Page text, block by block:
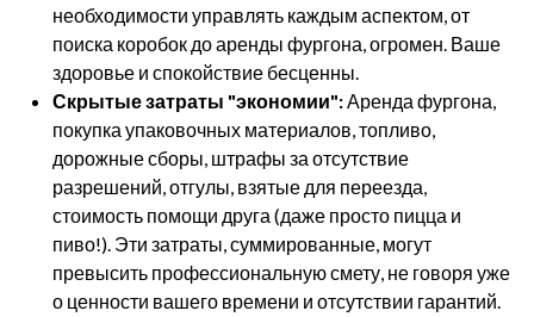
необходимости управлять каждым аспектом, от
поиска коробок до аренды фургона, огромен. Ваше
здоровье и спокойствие бесценны.
Скрытые затраты "экономии":Аренда фургона,
покупка упаковочных материалов, топливо,
дорожные сборы, штрафы за отсутствие
разрешений, отгулы, взятые для переезда,
стоимость помощи друга (даже просто пицца и
пиво!). Эти затраты, суммированные, могут
превысить профессиональную смету, не говоря уже
о ценности вашего времени и отсутствии гарантий.